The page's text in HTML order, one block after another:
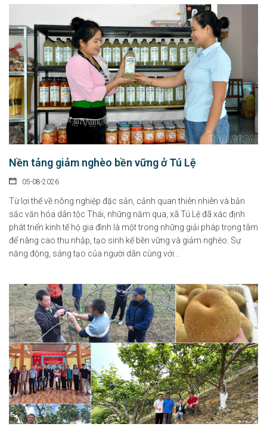
Nền tảng giảm nghèo bền vững ở Tú Lệ
05-08-2026
Từ lợi thế về nông nghiệp đặc sản, cảnh quan thiên nhiên và bản
sắc văn hóa dân tộc Thái, những năm qua, xã Tú Lệ đã xác định
phát triển kinh tế hộ gia đình là một trong những giải pháp trọng tâm
để nâng cao thu nhập, tạo sinh kế bền vững và giảm nghèo. Sự
năng động, sáng tạo của người dân cùng với...